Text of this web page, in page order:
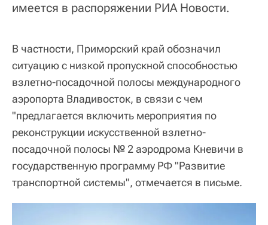
имеется в распоряжении РИА Новости.
В частности, Приморский край обозначил
ситуацию с низкой пропускной способностью
взлетно-посадочной полосы международного
аэропорта Владивосток, в связи с чем
"предлагается включить мероприятия по
реконструкции искусственной взлетно-
посадочной полосы № 2 аэродрома Кневичи в
государственную программу РФ "Развитие
транспортной системы", отмечается в письме.